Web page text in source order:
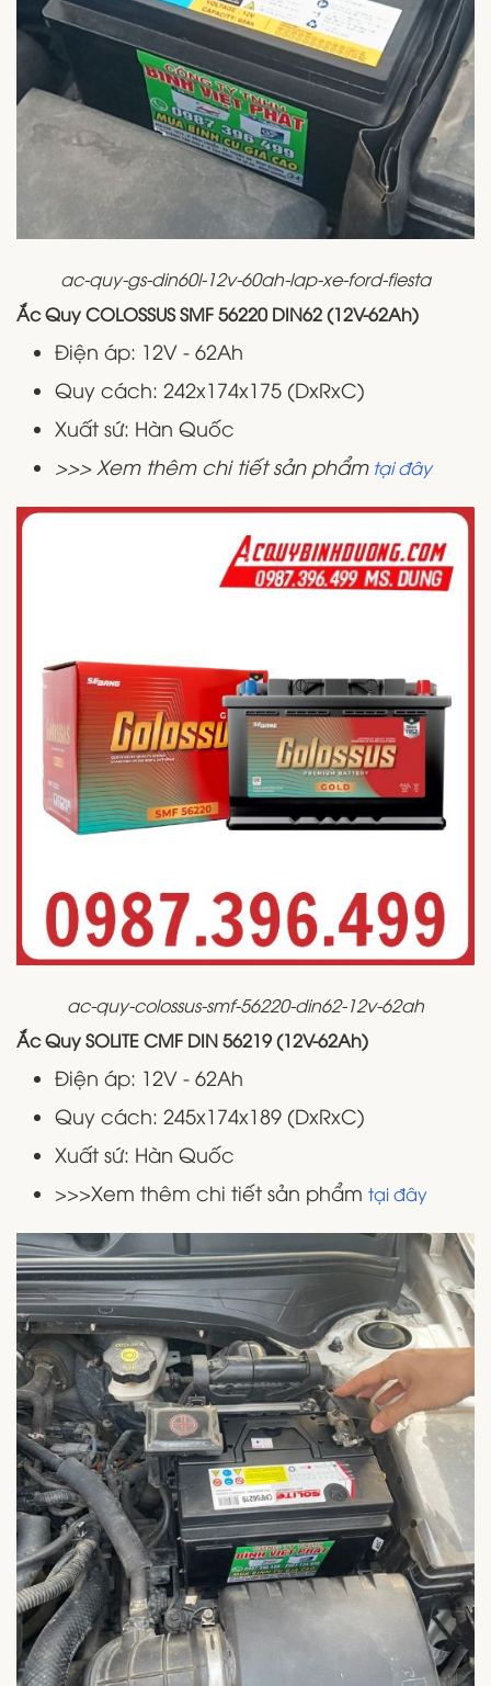
ac-quy-gs-din60l-12v-60ah-lap-xe-ford-fiesta
Ắc Quy COLOSSUS SMF 56220 DIN62 (12V-62Ah)
Điện áp: 12V - 62Ah
Quy cách: 242x174x175 (DxRxC)
Xuất sứ: Hàn Quốc
>>> Xem thêm chi tiết sản phẩmtại đây
ac-quy-colossus-smf-56220-din62-12v-62ah
Ắc Quy SOLITE CMF DIN 56219 (12V-62Ah)
Điện áp: 12V - 62Ah
Quy cách: 245x174x189 (DxRxC)
Xuất sứ: Hàn Quốc
>>>Xem thêm chi tiết sản phẩm tại đây